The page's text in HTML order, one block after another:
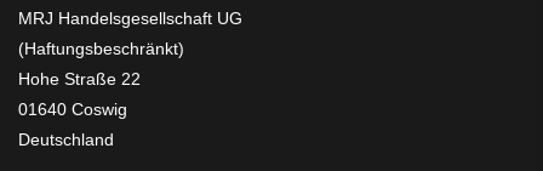
MRJ Handelsgesellschaft UG
(Haftungsbeschränkt)
Hohe Straße 22
01640 Coswig
Deutschland